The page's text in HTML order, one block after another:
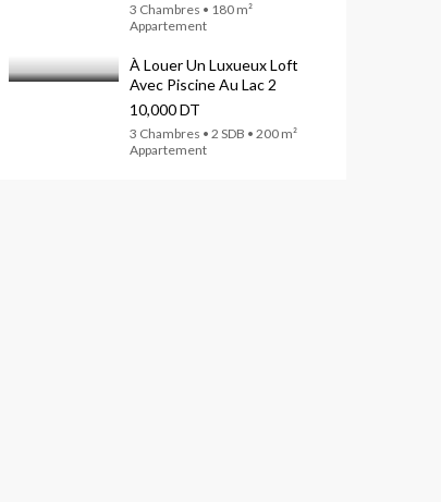
3 Chambres • 180 m²
Appartement
À Louer Un Luxueux Loft
Avec Piscine Au Lac 2
10,000 DT
3 Chambres • 2 SDB • 200 m²
Appartement